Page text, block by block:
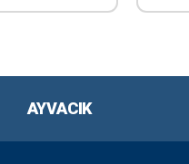
AYVACIK